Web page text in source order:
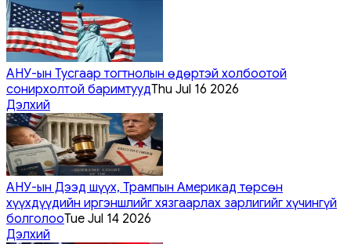
АНУ-ын Тусгаар тогтнолын өдөртэй холбоотой
сонирхолтой баримтуудThu Jul 16 2026
Дэлхий
АНУ-ын Дээд шүүх, Трампын Америкад төрсөн
хүүхдүүдийн иргэншлийг хязгаарлах зарлигийг хүчингүй
болголооTue Jul 14 2026
Дэлхий